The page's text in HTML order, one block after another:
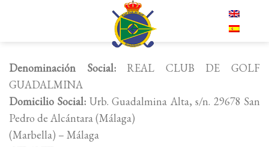
Denominación Social: REAL CLUB DE GOLF
GUADALMINA
Domicilio Social: Urb. Guadalmina Alta, s/n. 29678 San
Pedro de Alcántara (Málaga)
(Marbella) – Málaga